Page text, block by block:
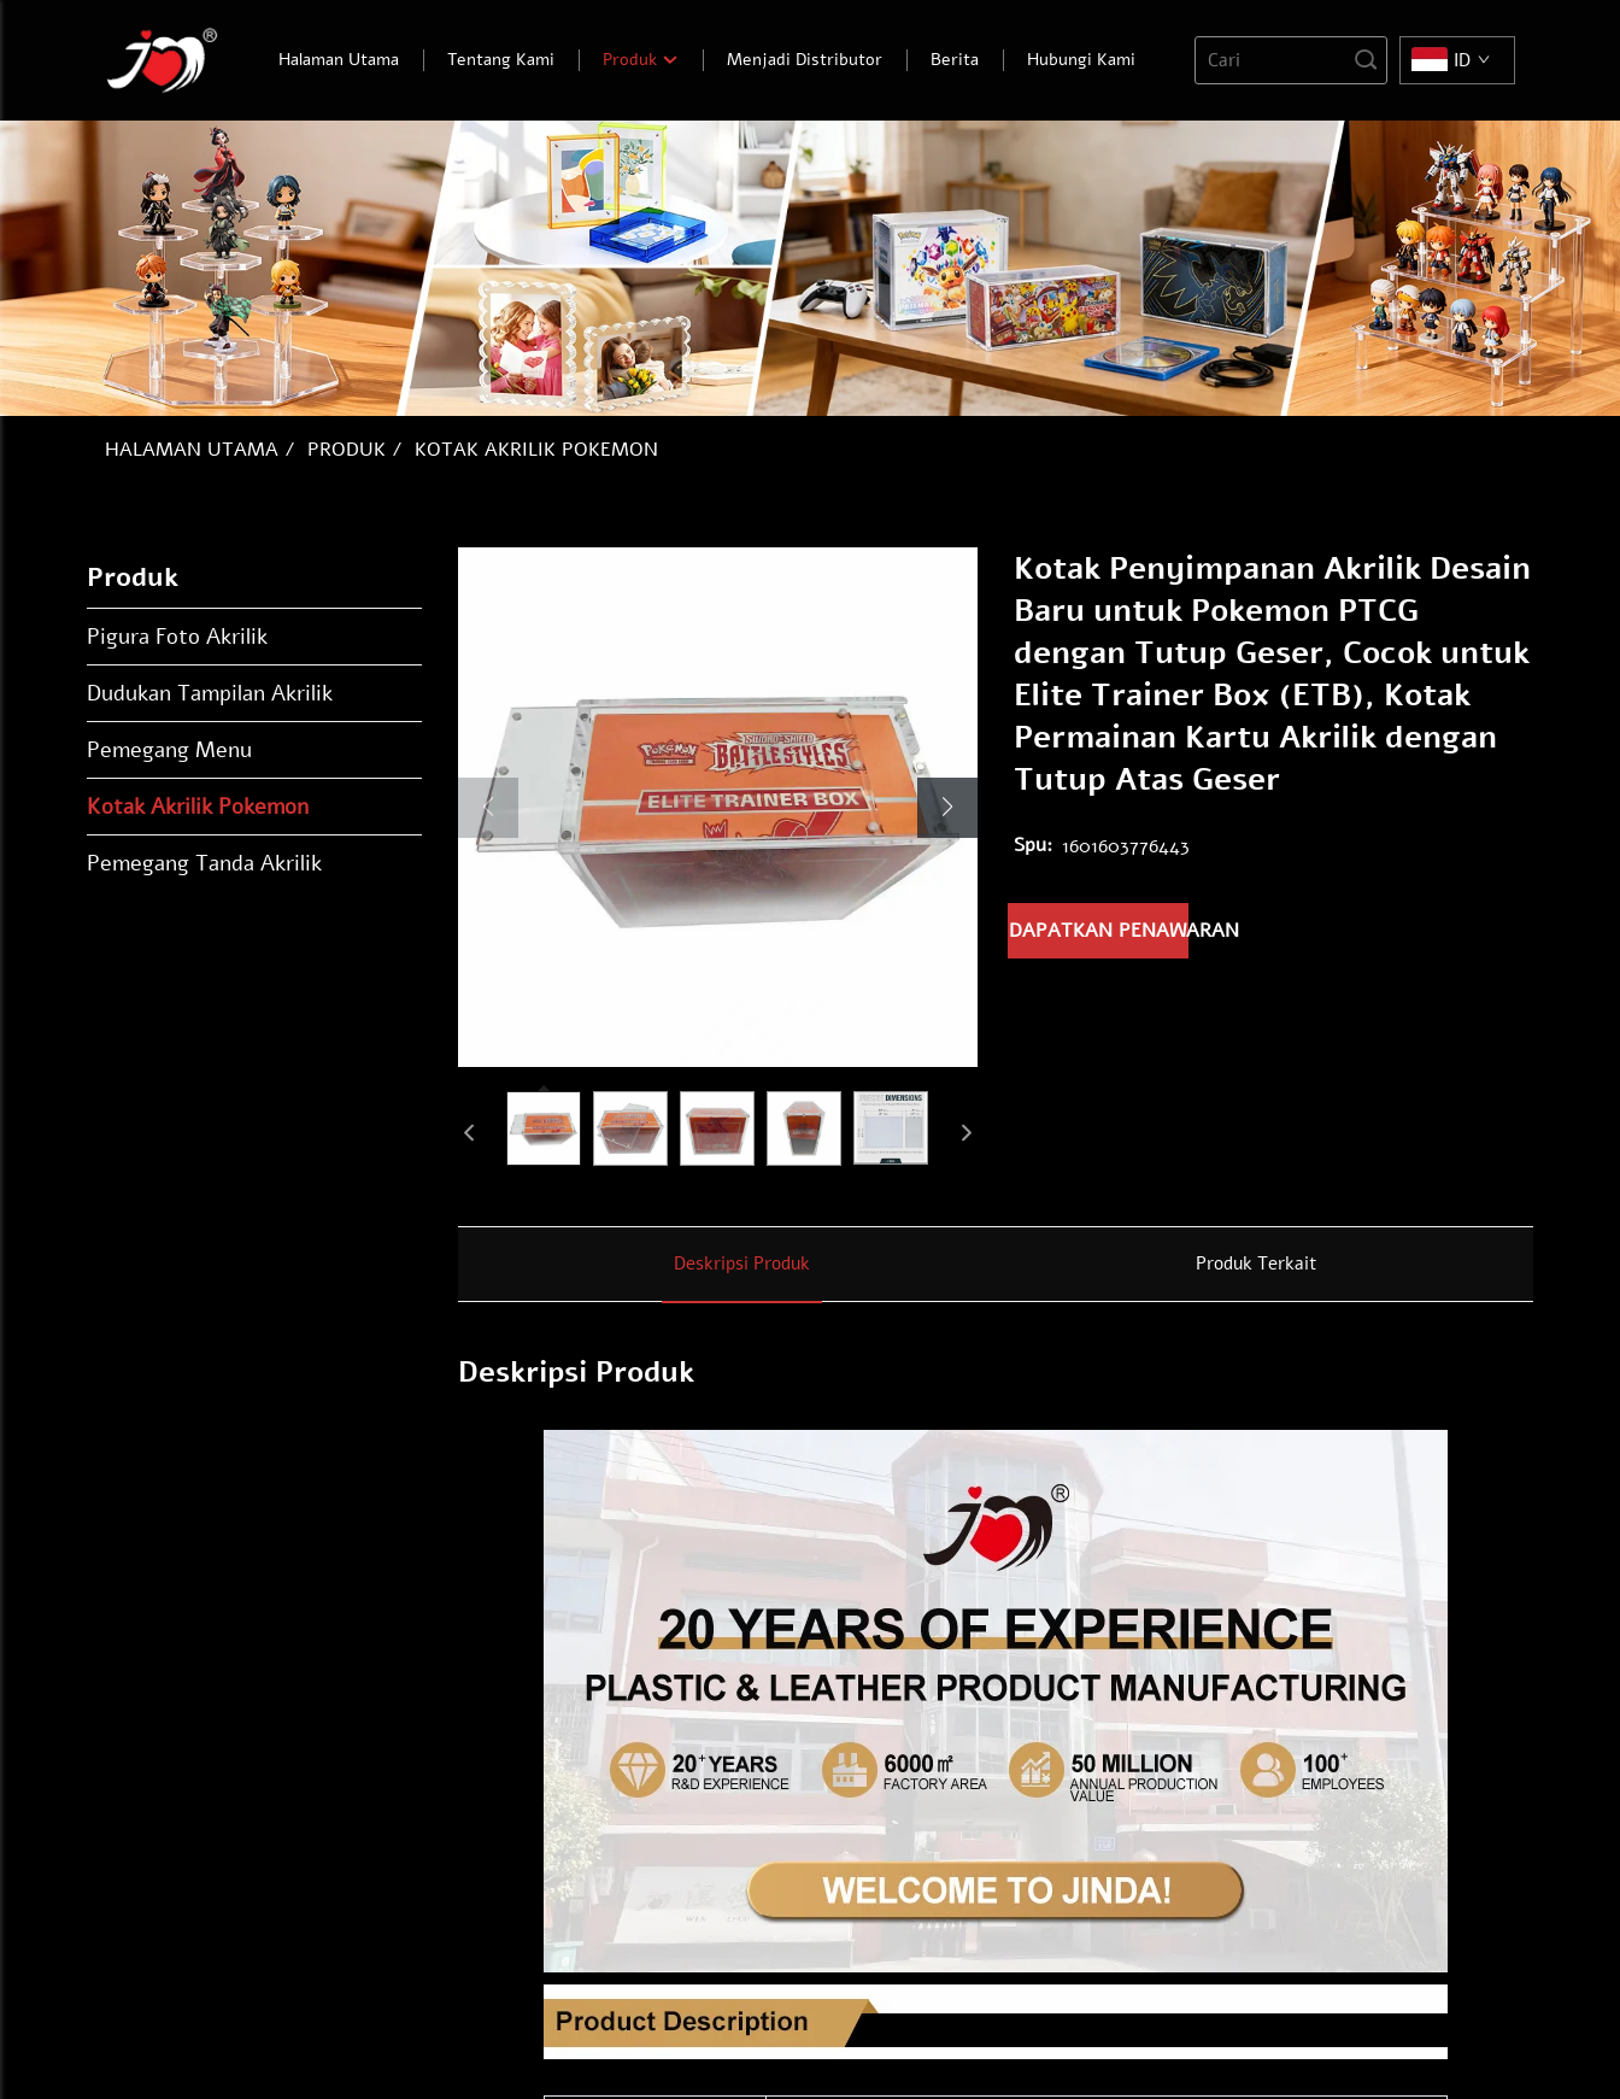
Halaman Utama Tentang Kami Produk Menjadi Distributor Berita Hubungi Kami ID
HALAMAN UTAMA / PRODUK / KOTAK AKRILIK POKEMON
Produk
Pigura Foto Akrilik
Dudukan Tampilan Akrilik
Pemegang Menu
Kotak Akrilik Pokemon
Pemegang Tanda Akrilik
Kotak Penyimpanan Akrilik Desain
Baru untuk Pokemon PTCG
dengan Tutup Geser, Cocok untuk
Elite Trainer Box (ETB), Kotak
Permainan Kartu Akrilik dengan
Tutup Atas Geser
Spu: 1601603776443
DAPATKAN PENAWARAN
Deskripsi Produk Produk Terkait
Deskripsi Produk